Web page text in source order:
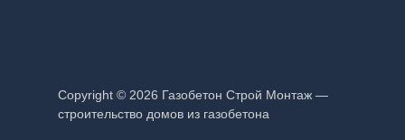
Copyright © 2026 Газобетон Строй Монтаж —
строительство домов из газобетона